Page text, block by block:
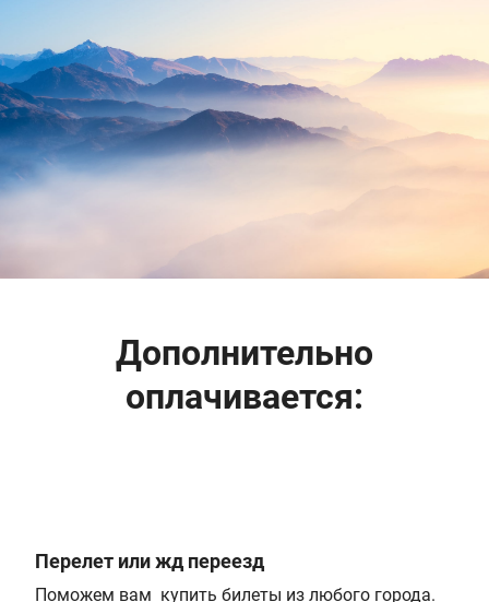
Дополнительно
оплачивается:
Перелет или жд переезд
Поможем вам купить билеты из любого города.